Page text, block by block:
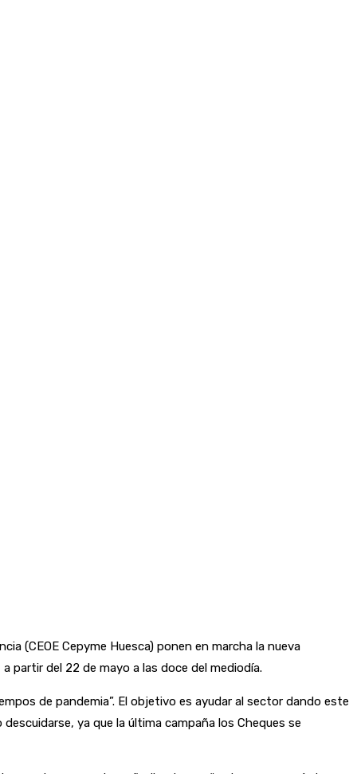
(CEOE Cepyme Huesca) ponen en marcha la nueva
partir del 22 de mayo a las doce del mediodía.
de pandemia”. El objetivo es ayudar al sector dando este
ya que la última campaña los Cheques se